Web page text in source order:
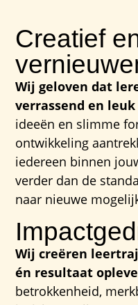
Creatief
Wij geloven dat
verrassend en
ideeën en slimme
ontwikkeling
iedereen binnen
verder dan de
naar nieuwe
Wij creëren
én resultaat
betrokkenheid,